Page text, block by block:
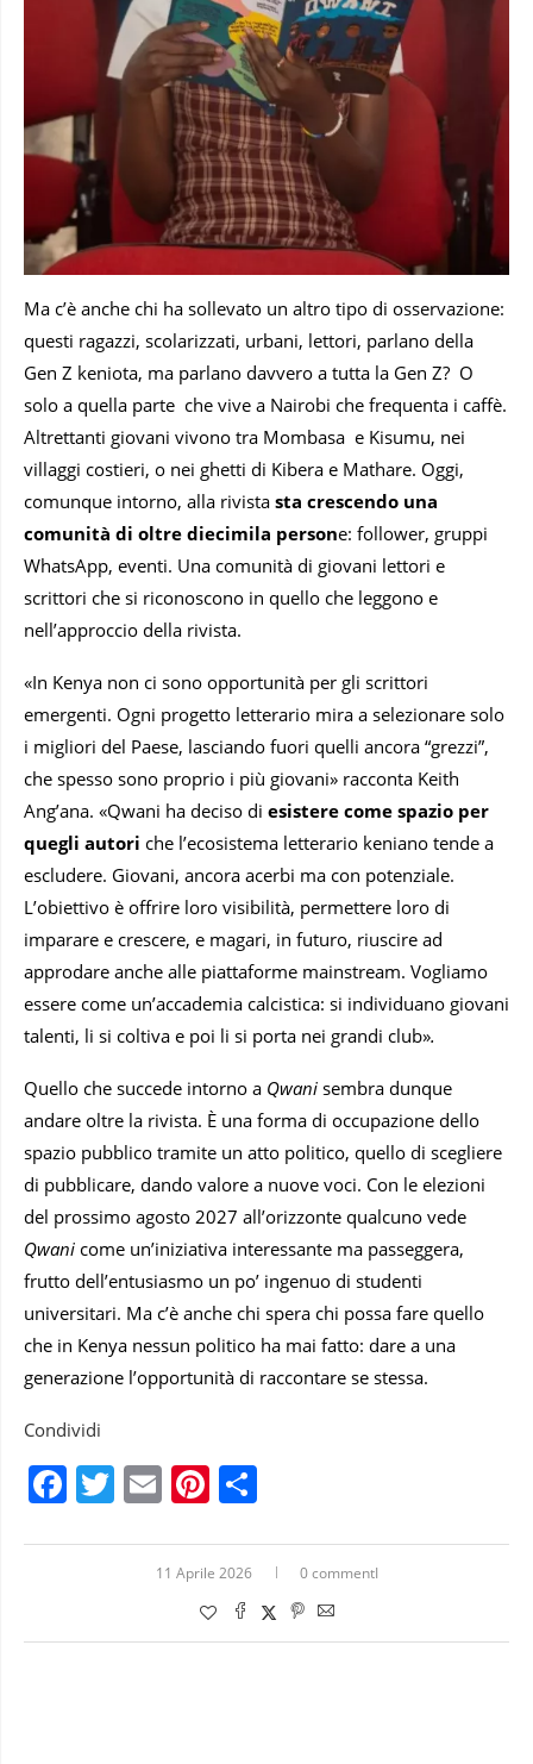
Ma c’è anche chi ha sollevato un altro tipo di osservazione:
questi ragazzi, scolarizzati, urbani, lettori, parlano della
Gen Z keniota, ma parlano davvero a tutta la Gen Z? O
solo a quella parte che vive a Nairobi che frequenta i caffè.
Altrettanti giovani vivono tra Mombasa e Kisumu, nei
villaggi costieri, o nei ghetti di Kibera e Mathare. Oggi,
comunque intorno, alla rivista sta crescendo una
comunità di oltre diecimila persone: follower, gruppi
WhatsApp, eventi. Una comunità di giovani lettori e
scrittori che si riconoscono in quello che leggono e
nell’approccio della rivista.
«In Kenya non ci sono opportunità per gli scrittori
emergenti. Ogni progetto letterario mira a selezionare solo
i migliori del Paese, lasciando fuori quelli ancora “grezzi”,
che spesso sono proprio i più giovani» racconta Keith
Ang’ana. «Qwani ha deciso di esistere come spazio per
quegli autori che l’ecosistema letterario keniano tende a
escludere. Giovani, ancora acerbi ma con potenziale.
L’obiettivo è offrire loro visibilità, permettere loro di
imparare e crescere, e magari, in futuro, riuscire ad
approdare anche alle piattaforme mainstream. Vogliamo
essere come un’accademia calcistica: si individuano giovani
talenti, li si coltiva e poi li si porta nei grandi club».
Quello che succede intorno a Qwani sembra dunque
andare oltre la rivista. È una forma di occupazione dello
spazio pubblico tramite un atto politico, quello di scegliere
di pubblicare, dando valore a nuove voci. Con le elezioni
del prossimo agosto 2027 all’orizzonte qualcuno vede
Qwani come un’iniziativa interessante ma passeggera,
frutto dell’entusiasmo un po’ ingenuo di studenti
universitari. Ma c’è anche chi spera chi possa fare quello
che in Kenya nessun politico ha mai fatto: dare a una
generazione l’opportunità di raccontare se stessa.
Condividi
Facebook
Twitter
EmailPinterest
11 Aprile 2026 0 commentI